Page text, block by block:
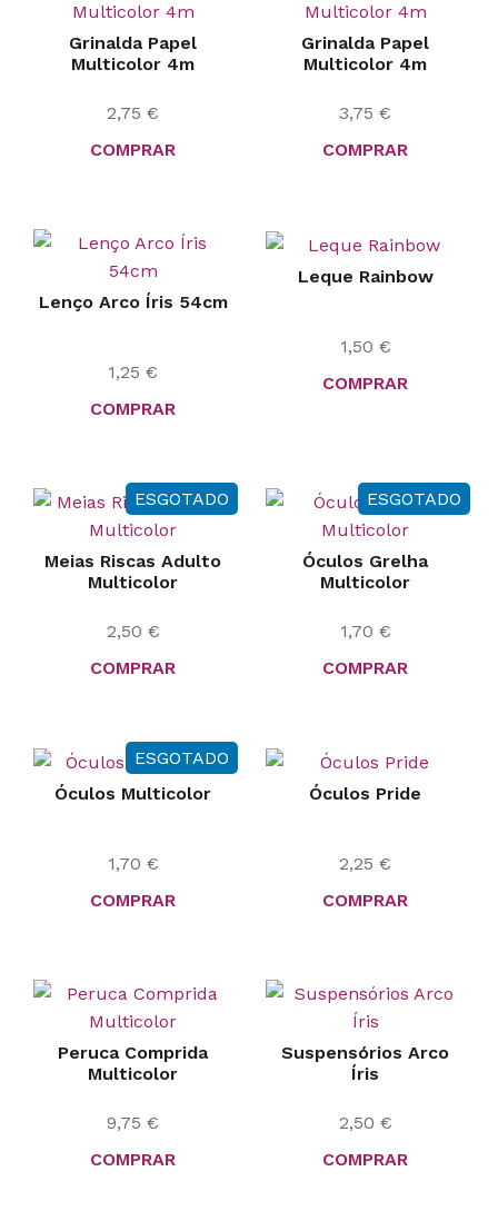
Grinalda Papel
Multicolor 4m
2,75 €
COMPRAR
Grinalda Papel
Multicolor 4m
3,75 €
COMPRAR
Lenço Arco Íris 54cm
1,25 €
COMPRAR
Leque Rainbow
1,50 €
COMPRAR
ESGOTADO
Meias Riscas Adulto
Multicolor
2,50 €
COMPRAR
ESGOTADO
Óculos Grelha
Multicolor
1,70 €
COMPRAR
ESGOTADO
Óculos Multicolor
1,70 €
COMPRAR
Óculos Pride
2,25 €
COMPRAR
Peruca Comprida
Multicolor
9,75 €
COMPRAR
Suspensórios Arco
Íris
2,50 €
COMPRAR